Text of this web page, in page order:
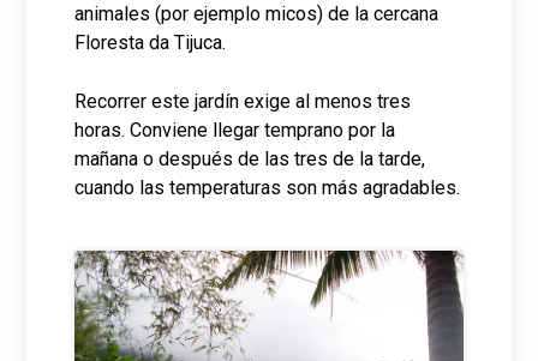
animales (por ejemplo micos) de la cercana
Floresta da Tijuca.
Recorrer este jardín exige al menos tres
horas. Conviene llegar temprano por la
mañana o después de las tres de la tarde,
cuando las temperaturas son más agradables.